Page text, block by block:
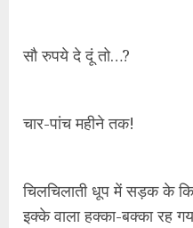
सौ रुपये दे दूं तो…?
चार-पांच महीने तक!
चिलचिलाती धूप में सड़क के
इक्के वाला हक्का-बक्का रह